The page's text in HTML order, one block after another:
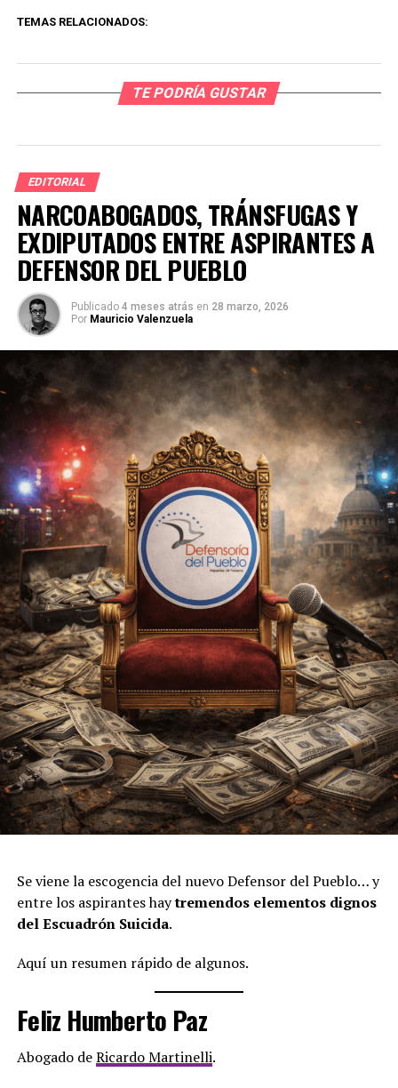
TEMAS RELACIONADOS:
TE PODRÍA GUSTAR
EDITORIAL
NARCOABOGADOS, TRÁNSFUGAS Y
EXDIPUTADOS ENTRE ASPIRANTES A
DEFENSOR DEL PUEBLO
Publicado 4 meses atrás en 28 marzo, 2026
Por Mauricio Valenzuela
Se viene la escogencia del nuevo Defensor del Pueblo… y
entre los aspirantes haytremendos elementos dignos
del Escuadrón Suicida.
Aquí un resumen rápido de algunos.
Feliz Humberto Paz
Abogado deRicardo Martinelli.